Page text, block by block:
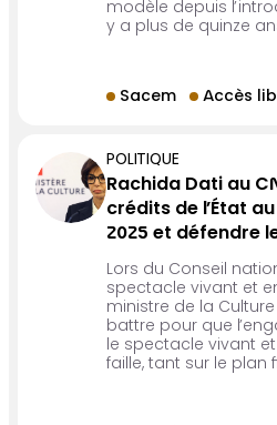
modèle depuis
y a plus de quinze
Sacem Accès
POLITIQUE
Rachida Dati au
crédits de l’État
2025 et défendre
Lors du Conseil
spectacle vivant et
ministre de la
battre pour que
le spectacle vivant
faille, tant sur le plan